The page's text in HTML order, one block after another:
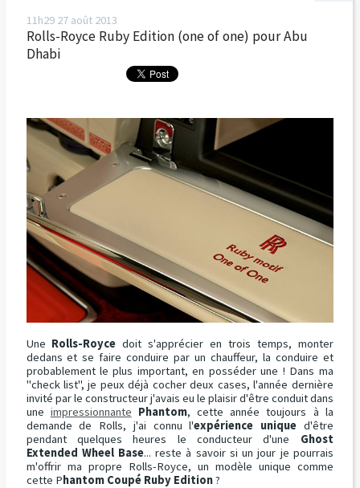
11h29 27 août 2013
Rolls-Royce Ruby Edition (one of one) pour Abu
Dhabi
Une Rolls-Royce doit s'apprécier en trois temps, monter
dedans et se faire conduire par un chauffeur, la conduire et
probablement le plus important, en posséder une ! Dans ma
"check list", je peux déjà cocher deux cases, l'année dernière
invité par le constructeur j'avais eu le plaisir d'être conduit dans
une impressionnante Phantom, cette année toujours à la
demande de Rolls, j'ai connu l'expérience unique d'être
pendant quelques heures le conducteur d'une Ghost
Extended Wheel Base... reste à savoir si un jour je pourrais
m'offrir ma propre Rolls-Royce, un modèle unique comme
cette Phantom Coupé Ruby Edition?